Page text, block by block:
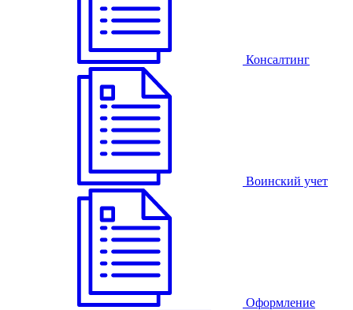
Консалтинг
Воинский учет
Оформление